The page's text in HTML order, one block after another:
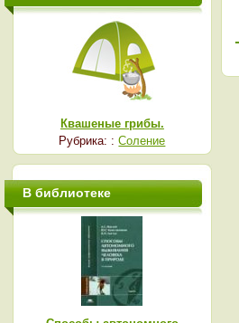
Квашеные грибы.
Рубрика: :Соление
В библиотеке